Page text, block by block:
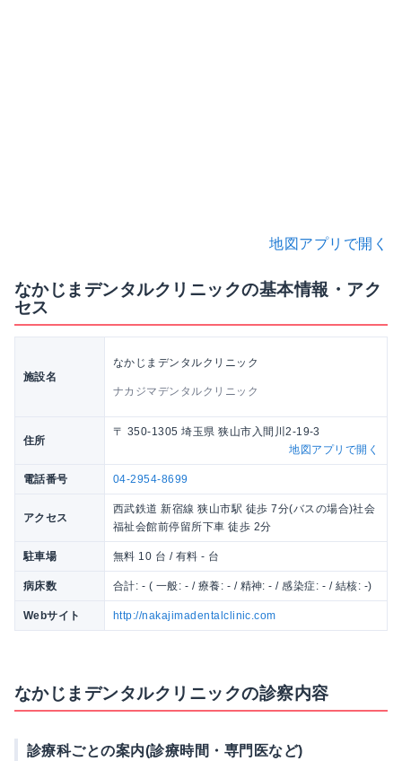
地図アプリで開く
なかじまデンタルクリニックの基本情報・アク
セス
施設名
なかじまデンタルクリニック
ナカジマデンタルクリニック
住所
〒 350-1305 埼玉県 狭山市入間川2-19-3
地図アプリで開く
電話番号 04-2954-8699
アクセス
西武鉄道 新宿線 狭山市駅 徒歩 7分(バスの場合)社会
福祉会館前停留所下車 徒歩 2分
駐車場 無料 10 台 / 有料 - 台
病床数 合計: - ( 一般: - / 療養: - / 精神: - / 感染症: - / 結核: -)
Webサイト http://nakajimadentalclinic.com
なかじまデンタルクリニックの診察内容
診療科ごとの案内(診療時間・専門医など)